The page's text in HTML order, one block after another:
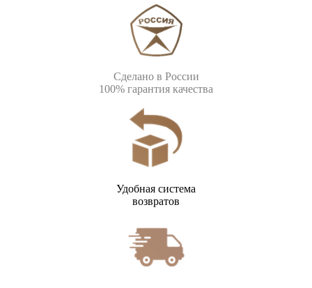
Сделано в России
100% гарантия качества
Удобная система
возвратов